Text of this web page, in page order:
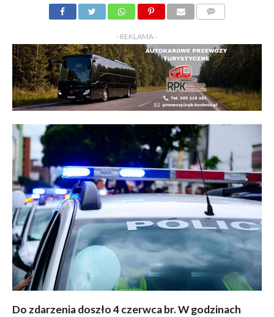
- REKLAMA -
Do zdarzenia doszło 4 czerwca br. W godzinach